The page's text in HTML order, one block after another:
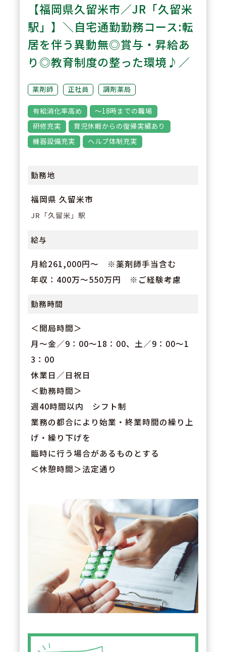
1日休みカウントはなし。ブロッ
ク長・エリア長が在籍するためお
休み時のフォロー体制も安心。有
給取得の推進を目標に、有休は1
時間単位での取得も可能！
POINT3
4段階のマネジメントポジション
があり、新卒入社で現在執行役員
として活躍しているメンバーも在
業務などパラレルキャリアへの挑
戦も可能で、約10％のメンバーが
薬剤師＋α業務に従事。
【福岡県久留米市／JR「久留米
駅」】＼自宅通勤勤務コース:転
居を伴う異動無◎賞与・昇給あ
り◎教育制度の整った環境♪／
薬剤師 正社員 調剤薬局
有給消化率高め
～18時までの職場
研修充実
育児休暇からの復帰実績あり
機器設備充実
ヘルプ体制充実
勤務地
福岡県 久留米市
JR「久留米」駅
給与
月給261,000円～ ※薬剤師手当含む
年収：400万～550万円 ※ご経験考慮
勤務時間
＜開局時間＞
月～金／9：00～18：00、土／9：00～1
3：00
休業日／日祝日
＜勤務時間＞
週40時間以内 シフト制
業務の都合により始業・終業時間の繰り上
げ・繰り下げを
臨時に行う場合があるものとする
＜休憩時間＞法定通り